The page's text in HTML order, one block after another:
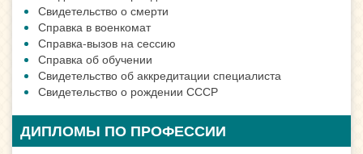
Свидетельство о смерти
Справка в военкомат
Справка-вызов на сессию
Справка об обучении
Свидетельство об аккредитации специалиста
Свидетельство о рождении СССР
ДИПЛОМЫ ПО ПРОФЕССИИ